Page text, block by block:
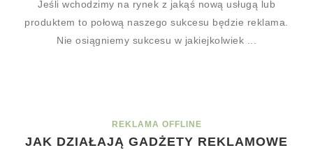
Jeśli wchodzimy na rynek z jakąś nową usługą lub
produktem to połową naszego sukcesu będzie reklama.
Nie osiągniemy sukcesu w jakiejkolwiek ...
REKLAMA OFFLINE
JAK DZIAŁAJĄ GADŻETY REKLAMOWE